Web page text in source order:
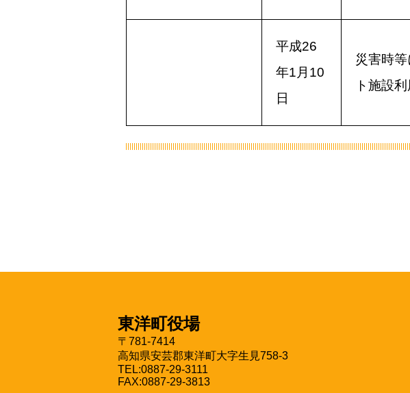
平成26
年1月10
日
災害時
ト施設
東洋町役場
〒781-7414
高知県安芸郡東洋町大字生見758-3
TEL:0887-29-3111
FAX:0887-29-3813